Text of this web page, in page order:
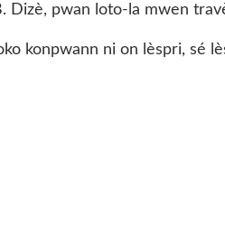
pwan loto-la mwen
konpwann ni on lèspri, sé